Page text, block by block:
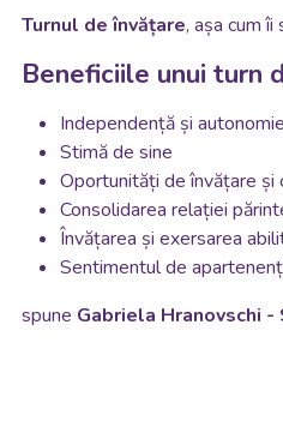
Turnul de învățare, așa cum
Beneficiile unui turn
Independență și autonomie
Stimă de sine
Oportunități de învățare și
Consolidarea relației
Învățarea și exersarea
Sentimentul de
spune Gabriela Hranovschi -